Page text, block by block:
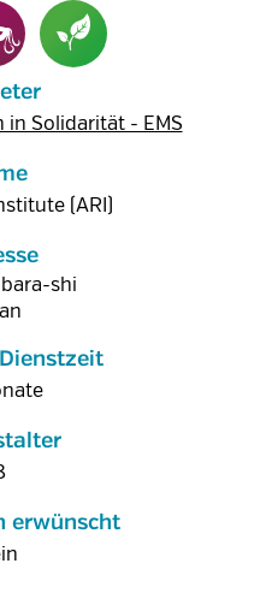
in Solidarität - EMS
(ARI)
shi
erwünscht